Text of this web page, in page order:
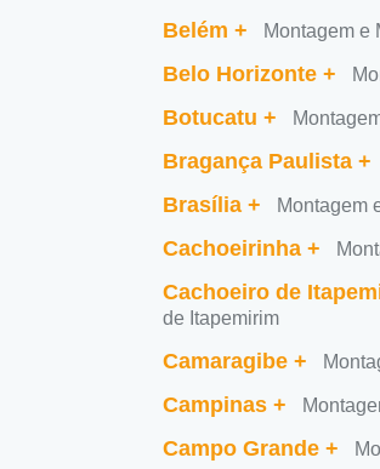
Belém + Montagem e
Belo Horizonte +
Botucatu +
Bragança Paulista +
Brasília + Montagem
Cachoeirinha +
Cachoeiro de
de Itapemirim
Camaragibe +
Campinas +
Campo Grande +